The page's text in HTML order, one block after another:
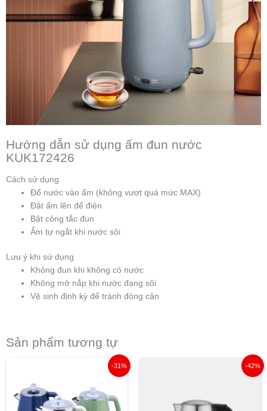
Hướng dẫn sử dụng ấm đun nước
KUK172426
Cách sử dụng
Đổ nước vào ấm (không vượt quá mức MAX)
Đặt ấm lên đế điện
Bật công tắc đun
Ấm tự ngắt khi nước sôi
Lưu ý khi sử dụng
Không đun khi không có nước
Không mở nắp khi nước đang sôi
Vệ sinh định kỳ để tránh đóng cặn
Sản phẩm tương tự
-31%
940.000 ₫.là:
649.000 ₫.
-42%
Giá
hiện
690.000